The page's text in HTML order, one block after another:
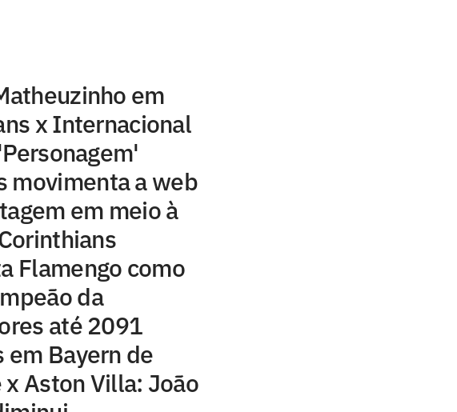
em
x Internacional
movimenta a web
em meio à
Flamengo como
da
até 2091
em Bayern de
x Aston Villa: João